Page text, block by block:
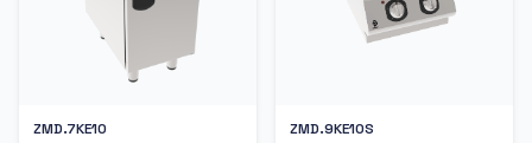
ZMD.7KE10 ZMD.9KE10S